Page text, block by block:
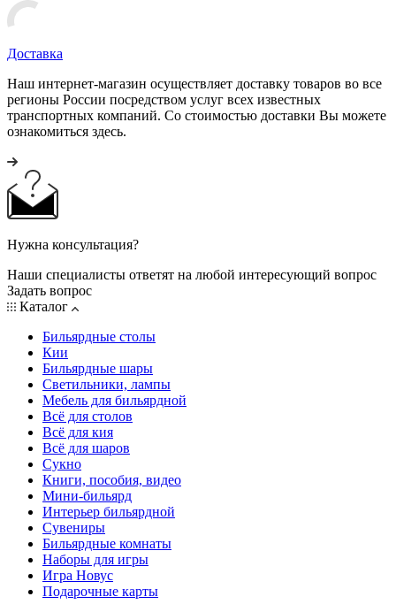
Доставка
Наш интернет-магазин осуществляет доставку товаров во все
регионы России посредством услуг всех известных
транспортных компаний. Со стоимостью доставки Вы можете
ознакомиться здесь.
Нужна консультация?
Наши специалисты ответят на любой интересующий вопрос
Задать вопрос
Каталог
Бильярдные столы
Кии
Бильярдные шары
Светильники, лампы
Мебель для бильярдной
Всё для столов
Всё для кия
Всё для шаров
Сукно
Книги, пособия, видео
Мини-бильярд
Интерьер бильярдной
Сувениры
Бильярдные комнаты
Наборы для игры
Игра Новус
Подарочные карты